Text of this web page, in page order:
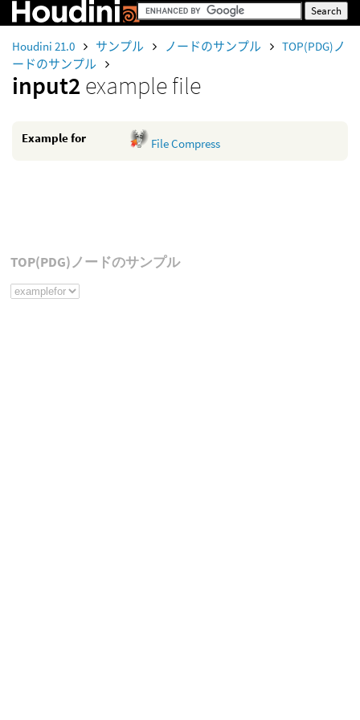
Houdini 21.0 サンプル ノードのサンプル
TOP(PDG)ノ
ードのサンプル
input2 example file
Example for File Compress
TOP(PDG)ノードのサンプル